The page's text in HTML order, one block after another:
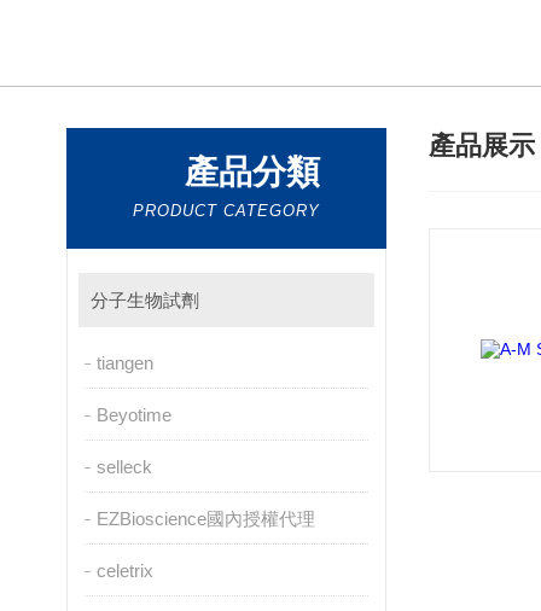
產品分類
PRODUCT CATEGORY
分子生物試劑
tiangen
Beyotime
selleck
EZBioscience國內授權代理
celetrix
產品展示